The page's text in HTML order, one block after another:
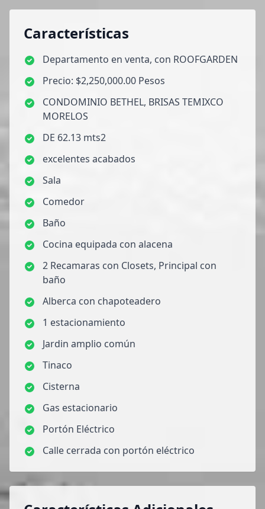
Características
Departamento en venta, con ROOFGARDEN
Precio: $2,250,000.00 Pesos
CONDOMINIO BETHEL, BRISAS TEMIXCO
MORELOS
DE 62.13 mts2
excelentes acabados
Sala
Comedor
Baño
Cocina equipada con alacena
2 Recamaras con Closets, Principal con
baño
Alberca con chapoteadero
1 estacionamiento
Jardin amplio común
Tinaco
Cisterna
Gas estacionario
Portón Eléctrico
Calle cerrada con portón eléctrico